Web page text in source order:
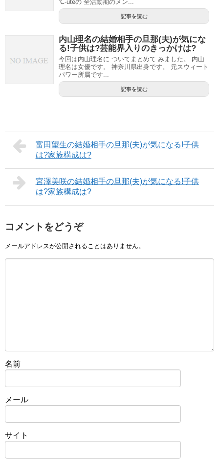
℃-uteの 全活動期のメン...
記事を読む
内山理名の結婚相手の旦那(夫)が気にな
る!子供は?芸能界入りのきっかけは?
今回は内山理名に ついてまとめて みました。 内山
理名は女優です。 神奈川県出身です。 元スウィート
パワー所属です...
記事を読む
富田望生の結婚相手の旦那(夫)が気になる!子供
は?家族構成は?
宮澤美咲の結婚相手の旦那(夫)が気になる!子供
は?家族構成は?
コメントをどうぞ
メールアドレスが公開されることはありません。
名前
メール
サイト